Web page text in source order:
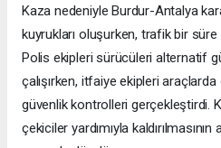
Kaza nedeniyle Burdur-Antalya
kuyrukları oluşurken, trafik bir
Polis ekipleri sürücüleri alternatif
çalışırken, itfaiye ekipleri araçlarda
güvenlik kontrolleri gerçekleştirdi.
çekiciler yardımıyla